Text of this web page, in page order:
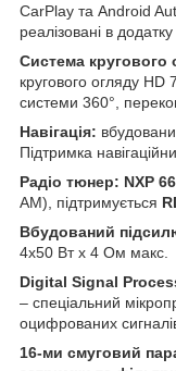
CarPlay та Android
реалізовані в додатку
Система кругового
кругового огляду
системи 360°,
Навігація:
Підтримка
Радіо тюнер: NXP
AM), підтримується
Вбудований
4х50 Вт х 4 Ом макс.
Digital Signal
– спеціальний
оцифрованих
16-ми смуговий